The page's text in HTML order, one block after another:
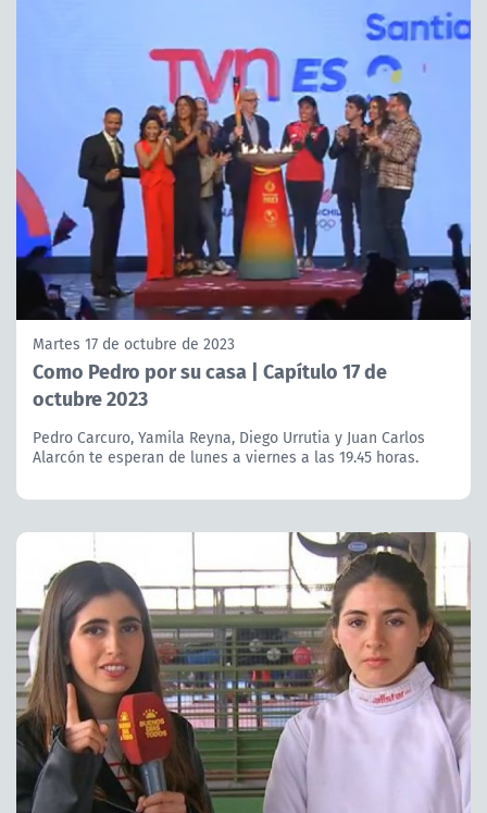
Martes 17 de octubre de 2023
Como Pedro por su casa | Capítulo 17 de
octubre 2023
Pedro Carcuro, Yamila Reyna, Diego Urrutia y Juan Carlos
Alarcón te esperan de lunes a viernes a las 19.45 horas.